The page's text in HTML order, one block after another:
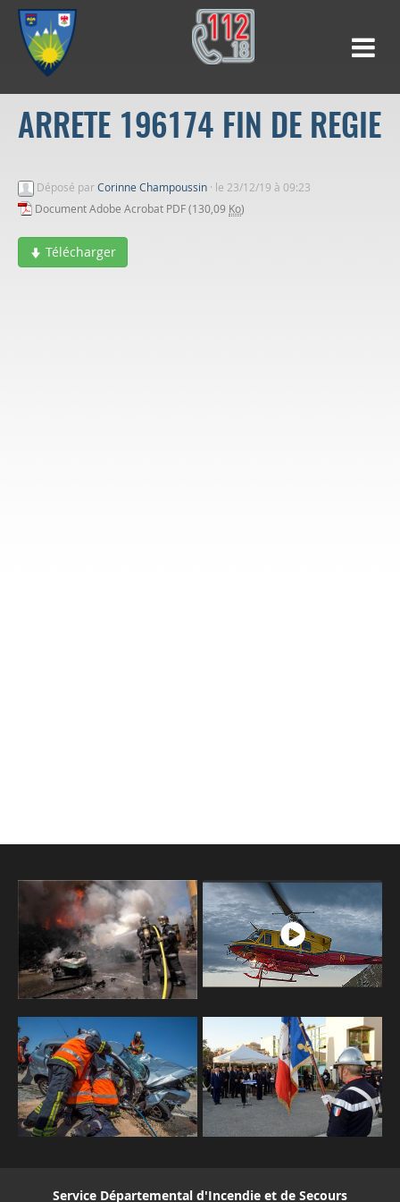
ARRETE 196174 FIN DE REGIE
Déposé parCorinne Champoussin · le 23/12/19 à 09:23
Document Adobe Acrobat PDF (130,09 Ko)
Télécharger
Service Départemental d'Incendie et de Secours